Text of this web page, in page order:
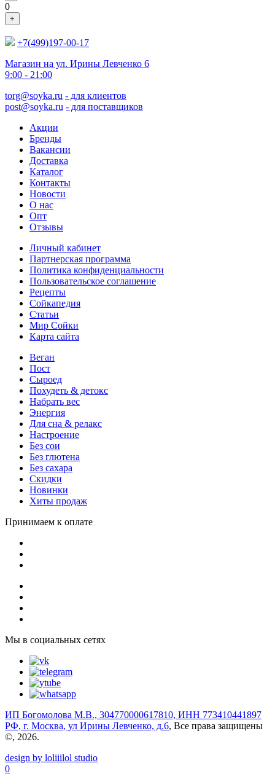
0
+
+7(499)197-00-17
Магазин на ул. Ирины Левченко 6
9:00 - 21:00
torg@soyka.ru - для клиентов
post@soyka.ru - для поставщиков
Акции
Бренды
Вакансии
Доставка
Каталог
Контакты
Новости
О нас
Опт
Отзывы
Личный кабинет
Партнерская программа
Политика конфиденциальности
Пользовательское соглашение
Рецепты
Сойкапедия
Статьи
Мир Сойки
Карта сайта
Веган
Пост
Сыроед
Похудеть & детокс
Набрать вес
Энергия
Для сна & релакс
Настроение
Без сои
Без глютена
Без сахара
Скидки
Новинки
Хиты продаж
Принимаем к оплате
Мы в социальных сетях
ИП Богомолова М.В., 304770000617810, ИНН 773410441897
РФ, г. Москва, ул Ирины Левченко, д.6, Все права защищены
©, 2026.
design by loliiilol studio
0